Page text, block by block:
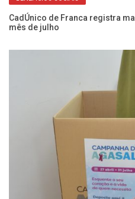
CadÚnico de Franca registra
mês de julho